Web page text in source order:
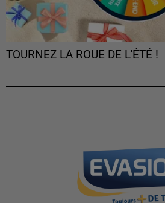
TOURNEZ LA ROUE DE L'ÉTÉ !